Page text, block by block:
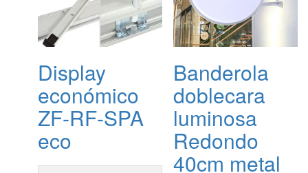
Display
económico
ZF-RF-SPA
eco
Banderola
doblecara
luminosa
Redondo
40cm metal